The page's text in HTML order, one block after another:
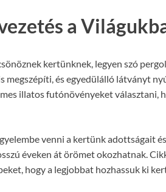
a
kertünknek, legyen szó
megszépíti, és egyedülálló látványt
illatos futónövényeket választani,
venni a kertünk adottságait
éveken át örömet okozhatnak.
hogy a legjobbat hozhassuk ki